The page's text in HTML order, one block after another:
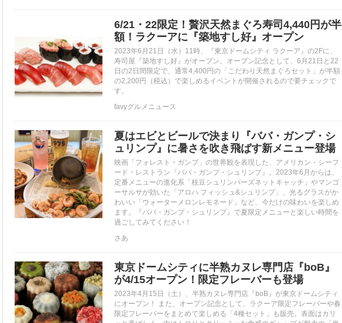
6/21・22限定！贅沢天然まぐろ寿司4,440円が半
額！ラクーアに『築地すし好』オープン
2023年6月21日（水）11時、『東京ドームシティ ラクーア』の2Fに、
寿司屋『築地すし好』がオープン。オープン記念として、6月21日と22
日の2日間限定で、通常4,400円の「こだわり天然まぐろセット」が半額
の2,200円（税込）で楽しめるイベントが開催されるので要チェックで
す。
favyグルメニュース
夏はエビとビールで決まり『ババ・ガンプ・シ
ュリンプ』に暑さを吹き飛ばす新メニュー登場
映画「フォレスト・ガンプ」の世界観を表現した、アメリカン・シーフ
ード・レストラン『ババ・ガンプ・シュリンプ』。2023年6月からは、
定番メニューの進化系「枝豆シュリンパーズネットキャッチ」やマンゴ
ーサルサが効いた「アロハ フィッシュ&シュリンプ」、光るグラスがか
わいい「ウォーターメロンレモネード」など、今だけの味わいを楽しめ
ます。『ババ・ガンプ・シュリンプ』で夏限定メニューと楽しい時間を
過ごしてみてください！
さあ
東京ドームシティに半熟カヌレ専門店『boB』
が4/15オープン！限定フレーバーも登場
2023年4月15日（土）、半熟カヌレ専門店『boB』が東京ドームシティ
にオープン！ また、オープン記念として、ラクーア限定フレーバーや春
限定フレーバーをまとめて楽しめる「4種セット」も販売。表面はカリ